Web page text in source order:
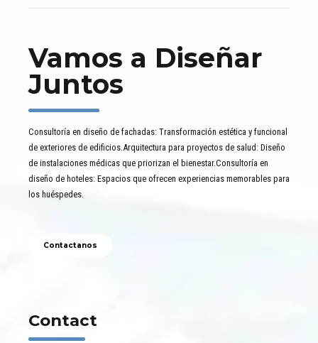
Vamos a Diseñar
Juntos
Consultoría en diseño de fachadas: Transformación estética y funcional
de exteriores de edificios.Arquitectura para proyectos de salud: Diseño
de instalaciones médicas que priorizan el bienestar.Consultoría en
diseño de hoteles: Espacios que ofrecen experiencias memorables para
los huéspedes.
Contactanos
Contact